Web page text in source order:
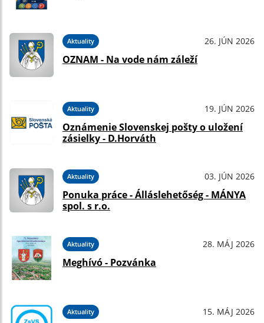
Aktuality 26. JÚN 2026
OZNAM - Na vode nám záleží
Aktuality 19. JÚN 2026
Oznámenie Slovenskej pošty o uložení
zásielky - D.Horváth
Aktuality 03. JÚN 2026
Ponuka práce - Álláslehetőség - MÁNYA
spol. s r.o.
Aktuality 28. MÁJ 2026
Meghívó - Pozvánka
Aktuality 15. MÁJ 2026